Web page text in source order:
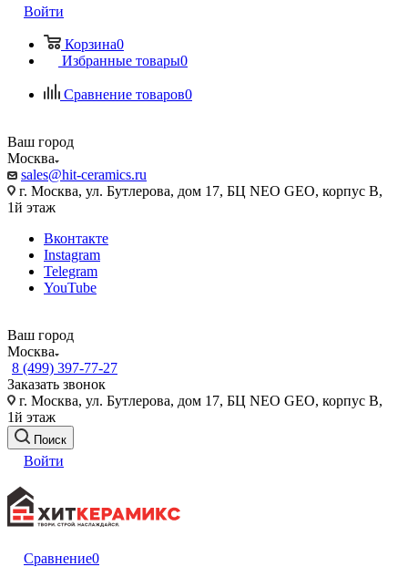
Войти
Корзина0
Избранные товары0
Сравнение товаров0
Ваш город
Москва
sales@hit-ceramics.ru
г. Москва, ул. Бутлерова, дом 17, БЦ NEO GEO, корпус В,
1й этаж
Вконтакте
Instagram
Telegram
YouTube
Ваш город
Москва
8 (499) 397-77-27
Заказать звонок
г. Москва, ул. Бутлерова, дом 17, БЦ NEO GEO, корпус В,
1й этаж
Поиск
Войти
Сравнение0